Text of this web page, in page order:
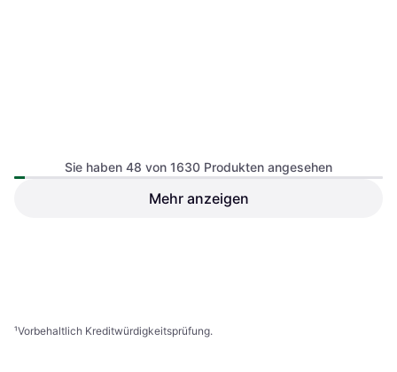
BioTechUSA EAA Zero Apple
Sie haben 48 von 1630 Produkten angesehen
Mehr anzeigen
¹Vorbehaltlich Kreditwürdigkeitsprüfung.